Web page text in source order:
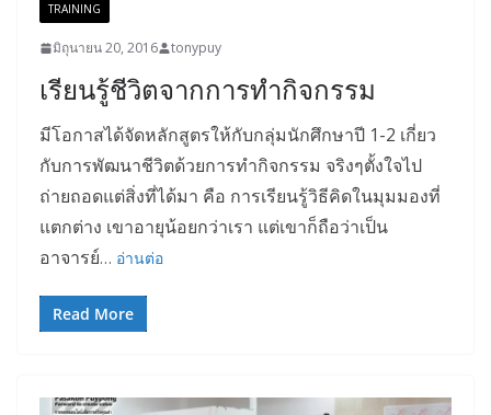
TRAINING
มิถุนายน 20, 2016 tonypuy
เรียนรู้ชีวิตจากการทำกิจกรรม
มีโอกาสได้จัดหลักสูตรให้กับกลุ่มนักศึกษาปี 1-2 เกี่ยว
กับการพัฒนาชีวิตด้วยการทำกิจกรรม จริงๆตั้งใจไป
ถ่ายถอดแต่สิ่งที่ได้มา คือ การเรียนรู้วิธีคิดในมุมมองที่
แตกต่าง เขาอายุน้อยกว่าเรา แต่เขาก็ถือว่าเป็น
อาจารย์… อ่านต่อ
Read More